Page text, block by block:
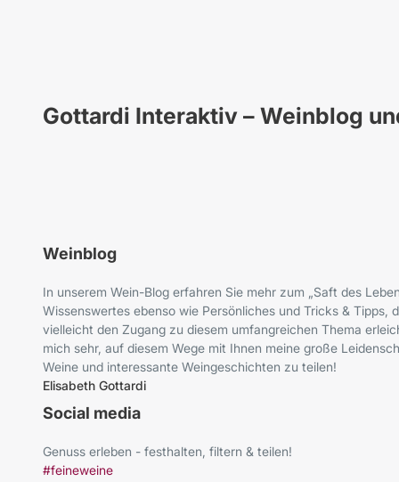
Gottardi Interaktiv – Weinblog
Weinblog
In unserem Wein-Blog erfahren Sie mehr zum „Saft des
Wissenswertes ebenso wie Persönliches und Tricks & Tipps,
vielleicht den Zugang zu diesem umfangreichen Thema
mich sehr, auf diesem Wege mit Ihnen meine große
Weine und interessante Weingeschichten zu teilen!
Elisabeth Gottardi
Social media
Genuss erleben - festhalten, filtern & teilen!
#feineweine